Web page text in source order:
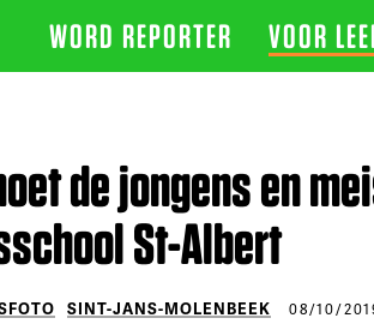
WORD REPORTER VOOR
de jongens en
St-Albert
SINT-JANS-MOLENBEEK 08/10/